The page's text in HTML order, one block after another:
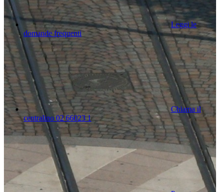
Leggi le
domande frequenti
Chiama il
centralino 02 66023 1